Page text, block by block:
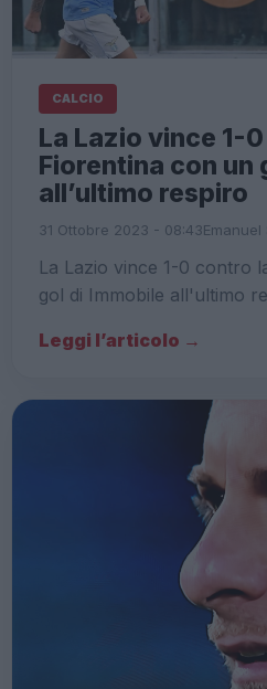
CALCIO
La Lazio vince 1-
Fiorentina con un
all’ultimo respiro
31 Ottobre 2023 - 08:43Emanuel
La Lazio vince 1-0 contro
gol di Immobile all'ultimo
Leggi l’articolo →